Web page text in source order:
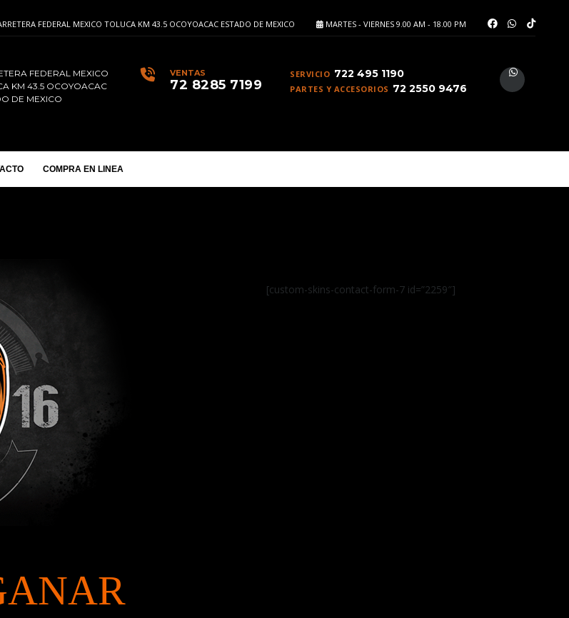
MARTES - VIERNES 9.00 AM - 18.00 PM
FEDERAL MEXICO TOLUCA KM 43.5 OCOYOACAC ESTADO DE MEXICO
SERVICIO 722 495 1190
PARTES Y ACCESORIOS 72 2550 9476
VENTAS
72 8285 7199
FEDERAL MEXICO
KM 43.5 OCOYOACAC
DE MEXICO
COMPRA EN LINEA
[custom-skins-contact-form-7 id=”2259″]